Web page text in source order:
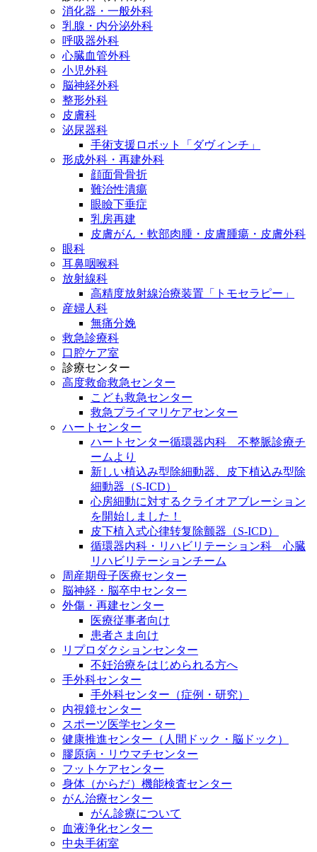
消化器・一般外科
乳腺・内分泌外科
呼吸器外科
心臓血管外科
小児外科
脳神経外科
整形外科
皮膚科
泌尿器科
手術支援ロボット「ダヴィンチ」
形成外科・再建外科
顔面骨骨折
難治性潰瘍
眼瞼下垂症
乳房再建
皮膚がん・軟部肉腫・皮膚腫瘍・皮膚外科
眼科
耳鼻咽喉科
放射線科
高精度放射線治療装置「トモセラピー」
産婦人科
無痛分娩
救急診療科
口腔ケア室
診療センター
高度救命救急センター
こども救急センター
救急プライマリケアセンター
ハートセンター
ハートセンター循環器内科 不整脈診療チ
ームより
新しい植込み型除細動器、皮下植込み型除
細動器（S-ICD）
心房細動に対するクライオアブレーション
を開始しました！
皮下植入式心律转复除颤器（S-ICD）
循環器内科・リハビリテーション科 心臓
リハビリテーションチーム
周産期母子医療センター
脳神経・脳卒中センター
外傷・再建センター
医療従事者向け
患者さま向け
リプロダクションセンター
不妊治療をはじめられる方へ
手外科センター
手外科センター（症例・研究）
内視鏡センター
スポーツ医学センター
健康推進センター（人間ドック・脳ドック）
膠原病・リウマチセンター
フットケアセンター
身体（からだ）機能検査センター
がん治療センター
がん診療について
血液浄化センター
中央手術室